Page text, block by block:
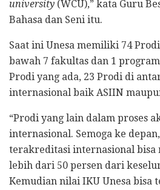
university (WCU),” kata Guru
Bahasa dan Seni itu.
Saat ini Unesa memiliki 74
bawah 7 fakultas dan 1
Prodi yang ada, 23 Prodi di
internasional baik ASIIN
“Prodi yang lain dalam proses
internasional. Semoga ke
terakreditasi internasional bisa
lebih dari 50 persen dari
Kemudian nilai IKU Unesa bisa